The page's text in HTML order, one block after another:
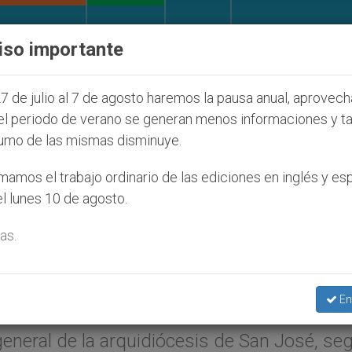
de colonos judíos que afecta a cristianos (y no
de Limón (Costa
2005 (
).- Benedicto XVI
en Costa Rica al Reverendo Padre
de la arquidiócesis de San José,
importante
de julio al 7 de agosto haremos la pausa anual,
periodo de verano se generan menos informaciones y
de las mismas disminuye.
el trabajo ordinario de las ediciones en inglés y
lunes 10 de agosto.